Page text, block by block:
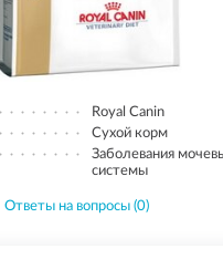
Royal Canin
Сухой корм
Заболевания
системы
Ответы на вопросы (0)